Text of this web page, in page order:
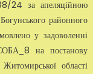
24 за апеляційною
районного
у задоволенні
на постанову
області